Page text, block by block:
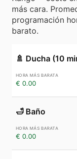
más cara.
programación
barato.
🚿 Ducha (10
€ 0.00
🛁 Baño
€ 0.00